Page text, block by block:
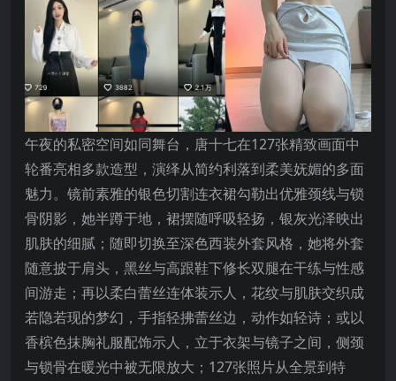
午夜的私密空间如同舞台，唐十七在127张精致画面中
轮番亮相多款造型，演绎从简约利落到柔美妩媚的多面
魅力。镜前素雅的银色切割连衣裙勾勒出优雅颈线与锁
骨阴影，她半蹲于地，裙摆随呼吸轻扬，银灰光泽映出
肌肤的细腻；随即切换至深色西装外套风格，她将外套
随意披于肩头，黑丝与高跟鞋下修长双腿在干练与性感
间游走；再以柔白蕾丝连体装示人，花纹与肌肤交织成
若隐若现的梦幻，手指轻拂蕾丝边，动作如轻诗；或以
香槟色抹胸礼服配饰示人，立于衣架与镜子之间，侧颈
与锁骨在暖光中被无限放大；127张照片从全景到特